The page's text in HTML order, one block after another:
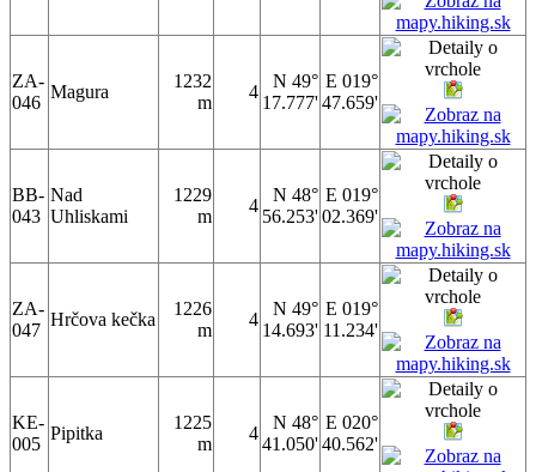
ZA-
046
Magura
1232
m
4
N 49°
17.777'
E 019°
47.659'
BB-
043
Nad
Uhliskami
1229
m
4
N 48°
56.253'
E 019°
02.369'
ZA-
047
Hrčova kečka
1226
m
4
N 49°
14.693'
E 019°
11.234'
KE-
005
Pipitka
1225
m
4
N 48°
41.050'
E 020°
40.562'